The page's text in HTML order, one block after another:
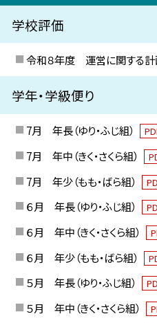
学校評価
令和８年度 運営に関する計画
学年・学級便り
7月 年長（ゆり・ふじ組）
7月 年中（きく・さくら組）
7月 年少（もも・ばら組）
６月 年長（ゆり・ふじ組）
６月 年中（きく・さくら組）
６月 年少（もも・ばら組）
５月 年長（ゆり・ふじ組）
５月 年中（きく・さくら組）